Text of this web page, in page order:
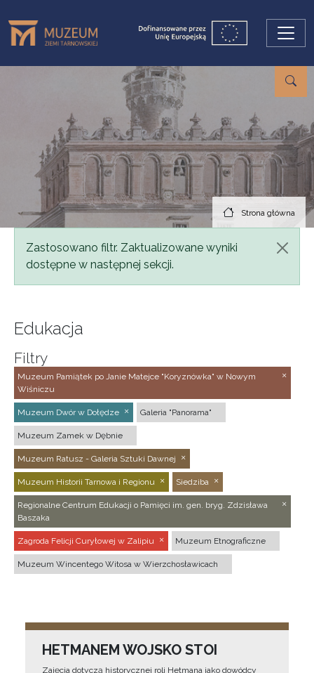
Strona główna
Komunikat
Zastosowano filtr. Zaktualizowane wyniki
dostępne w następnej sekcji.
Edukacja
Filtry
Muzeum Pamiątek po Janie Matejce "Koryznówka" w Nowym
Wiśniczu
Muzeum Dwór w Dołędze Galeria "Panorama"
Muzeum Zamek w Dębnie
Muzeum Ratusz - Galeria Sztuki Dawnej
Muzeum Historii Tarnowa i Regionu Siedziba
Regionalne Centrum Edukacji o Pamięci im. gen. bryg. Zdzisława
Baszaka
Zagroda Felicji Curyłowej w Zalipiu Muzeum Etnograficzne
Muzeum Wincentego Witosa w Wierzchosławicach
HETMANEM WOJSKO STOI
Zajęcia dotyczą historycznej roli Hetmana jako dowódcy